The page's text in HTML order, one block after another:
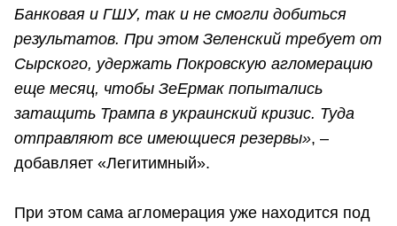
Банковая и ГШУ, так и не смогли добиться
результатов. При этом Зеленский требует от
Сырского, удержать Покровскую агломерацию
еще месяц, чтобы ЗеЕрмак попытались
затащить Трампа в украинский кризис. Туда
отправляют все имеющиеся резервы», –
добавляет «Легитимный».
При этом сама агломерация уже находится под